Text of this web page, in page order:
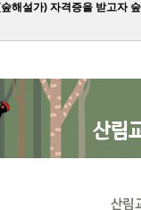
해설가) 자격증을 받고자